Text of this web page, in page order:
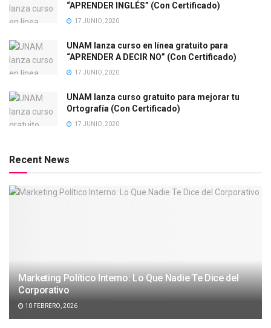
“APRENDER INGLÉS” (Con Certificado)
17 JUNIO, 2020
UNAM lanza curso en línea gratuito para
“APRENDER A DECIR NO” (Con Certificado)
17 JUNIO, 2020
UNAM lanza curso gratuito para mejorar tu
Ortografía (Con Certificado)
17 JUNIO, 2020
Recent News
Marketing Político Interno: Lo Que Nadie Te Dice del
Corporativo
10 FEBRERO, 2026